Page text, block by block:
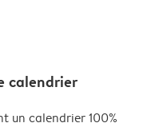
calendrier
un calendrier 100%